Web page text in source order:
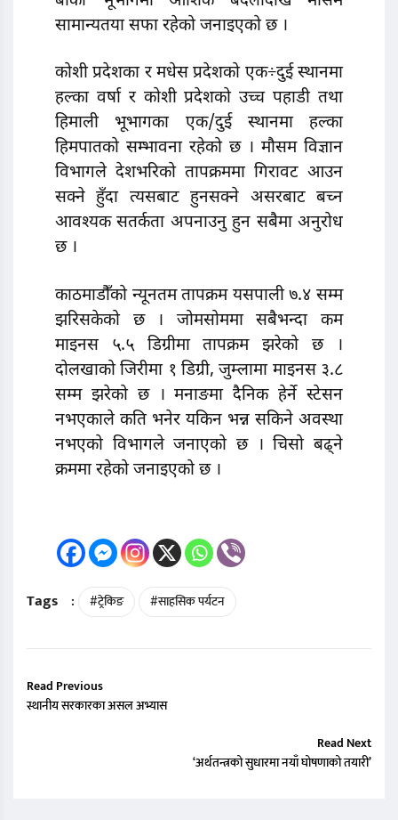
सामान्यतया सफा रहेको जनाइएको छ ।
कोशी प्रदेशका र मधेस प्रदेशको एक÷दुई स्थानमा
हल्का वर्षा र कोशी प्रदेशको उच्च पहाडी तथा
हिमाली भूभागका एक/दुई स्थानमा हल्का
हिमपातको सम्भावना रहेको छ । मौसम विज्ञान
विभागले देशभरिको तापक्रममा गिरावट आउन
सक्ने हुँदा त्यसबाट हुनसक्ने असरबाट बच्न
आवश्यक सतर्कता अपनाउनु हुन सबैमा अनुरोध
छ ।
काठमाडौँको न्यूनतम तापक्रम यसपाली ७.४ सम्म
झरिसकेको छ । जोमसोममा सबैभन्दा कम
माइनस ५.५ डिग्रीमा तापक्रम झरेको छ ।
दोलखाको जिरीमा १ डिग्री, जुम्लामा माइनस ३.८
सम्म झरेको छ । मनाङमा दैनिक हेर्ने स्टेसन
नभएकाले कति भनेर यकिन भन्न सकिने अवस्था
नभएको विभागले जनाएको छ । चिसो बढ्ने
क्रममा रहेको जनाइएको छ ।
Tags : #ट्रेकिङ #साहसिक पर्यटन
Read Previous
स्थानीय सरकारका असल अभ्यास
Read Next
‘अर्थतन्त्रको सुधारमा नयाँ घोषणाको तयारी’